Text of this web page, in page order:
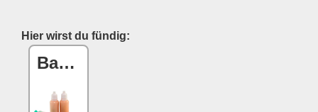
Hier wirst du fündig:
Ball One Reparaturset